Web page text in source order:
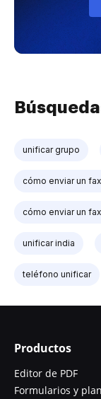
unificar grupo
cómo enviar un
cómo enviar un
unificar india
teléfono unificar
Productos
Editor de PDF
Formularios y